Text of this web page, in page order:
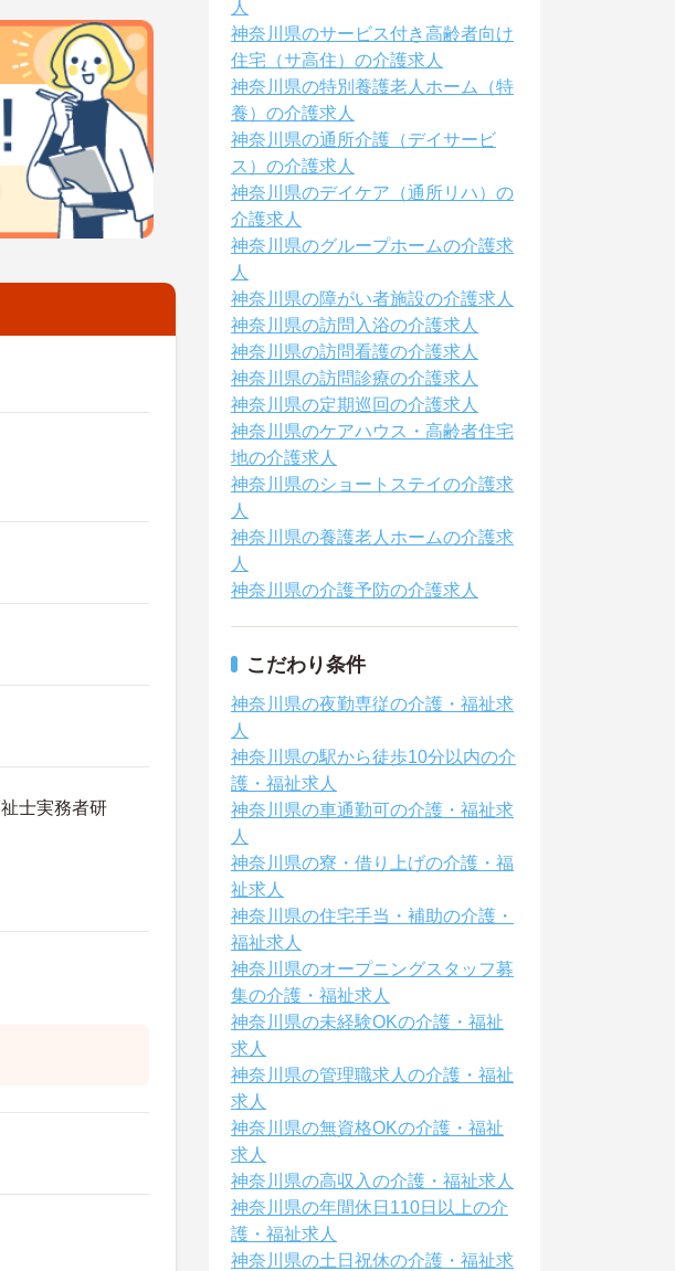
士実務者研
人
神奈川県のサービス付き高齢者向け
住宅（サ高住）の介護求人
神奈川県の特別養護老人ホーム（特
養）の介護求人
神奈川県の通所介護（デイサービ
ス）の介護求人
神奈川県のデイケア（通所リハ）の
介護求人
神奈川県のグループホームの介護求
人
神奈川県の障がい者施設の介護求人
神奈川県の訪問入浴の介護求人
神奈川県の訪問看護の介護求人
神奈川県の訪問診療の介護求人
神奈川県の定期巡回の介護求人
神奈川県のケアハウス・高齢者住宅
地の介護求人
神奈川県のショートステイの介護求
人
神奈川県の養護老人ホームの介護求
人
神奈川県の介護予防の介護求人
こだわり条件
神奈川県の夜勤専従の介護・福祉求
人
神奈川県の駅から徒歩10分以内の介
護・福祉求人
神奈川県の車通勤可の介護・福祉求
人
神奈川県の寮・借り上げの介護・福
祉求人
神奈川県の住宅手当・補助の介護・
福祉求人
神奈川県のオープニングスタッフ募
集の介護・福祉求人
神奈川県の未経験OKの介護・福祉
求人
神奈川県の管理職求人の介護・福祉
求人
神奈川県の無資格OKの介護・福祉
求人
神奈川県の高収入の介護・福祉求人
神奈川県の年間休日110日以上の介
護・福祉求人
神奈川県の土日祝休の介護・福祉求